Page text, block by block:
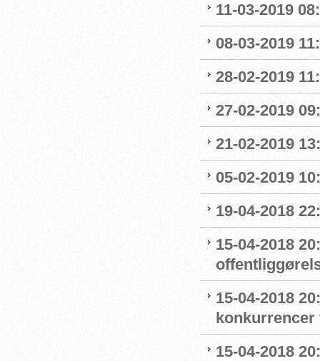
11-03-2019
08-03-2019
28-02-2019
27-02-2019
21-02-2019
05-02-2019
19-04-2018
15-04-2018
15-04-2018
konkurrencer
15-04-2018